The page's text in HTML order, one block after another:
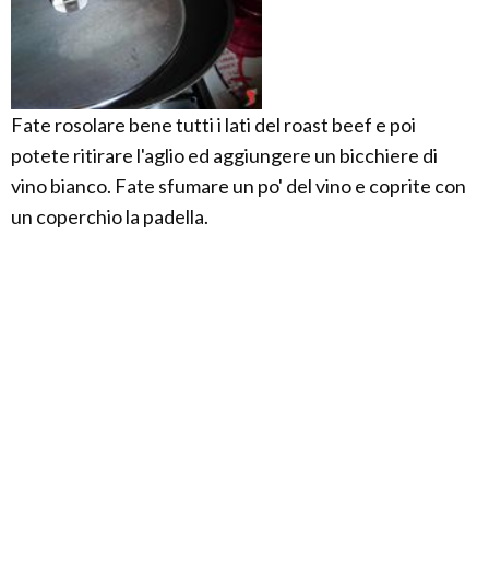
Fate rosolare bene tutti i lati del roast beef e poi
potete ritirare l'aglio ed aggiungere un bicchiere di
vino bianco. Fate sfumare un po' del vino e coprite con
un coperchio la padella.